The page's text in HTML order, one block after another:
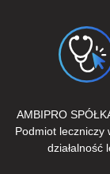
AMBIPRO
Podmiot leczniczy
działalność